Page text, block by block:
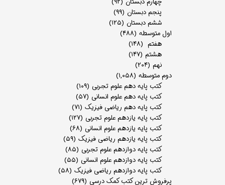
پنجم دبستان (۹۹)
ششم دبستان (۱۲۵)
اول متوسطه (۴۸۸)
هفتم (۱۴۸)
هشتم (۱۴۷)
نهم (۲۰۴)
دوم متوسطه (۱,۰۵۸)
کتب پایه دهم علوم تجربی (۱۰۹)
کتب پایه دهم علوم انسانی (۵۷)
کتب پایه دهم ریاضی فیزیک (۷۱)
کتب پایه یازدهم علوم تجربی (۱۲۷)
کتب پایه یازدهم علوم انسانی (۶۸)
کتب پایه یازدهم ریاضی فیزیک (۵۹)
کتب پایه دوازدهم علوم تجربی (۸۵)
کتب پایه دوازدهم علوم انسانی (۵۵)
کتب پایه دوازدهم ریاضی فیزیک (۵۸)
پرفروش ترین کتب کمک درسی (۶۷۹)